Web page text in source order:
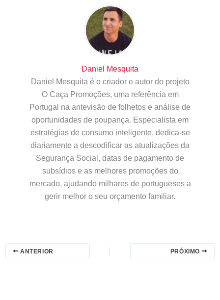
Daniel Mesquita
Daniel Mesquita é o criador e autor do projeto
O Caça Promoções, uma referência em
Portugal na antevisão de folhetos e análise de
oportunidades de poupança. Especialista em
estratégias de consumo inteligente, dedica-se
diariamente a descodificar as atualizações da
Segurança Social, datas de pagamento de
subsídios e as melhores promoções do
mercado, ajudando milhares de portugueses a
gerir melhor o seu orçamento familiar.
ANTERIOR PRÓXIMO